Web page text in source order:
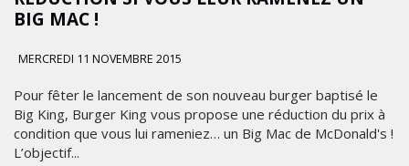
BIG MAC !
MERCREDI 11 NOVEMBRE 2015
Pour fêter le lancement de son nouveau burger baptisé le
Big King, Burger King vous propose une réduction du prix à
condition que vous lui rameniez… un Big Mac de McDonald's !
L’objectif...